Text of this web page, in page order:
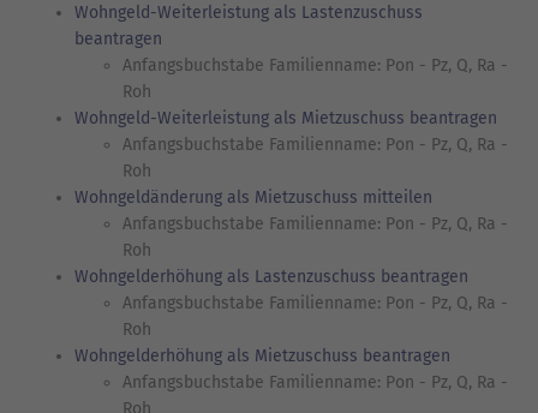
Wohngeld-Weiterleistung als Lastenzuschuss
beantragen
Anfangsbuchstabe Familienname: Pon - Pz, Q, Ra -
Roh
Wohngeld-Weiterleistung als Mietzuschuss beantragen
Anfangsbuchstabe Familienname: Pon - Pz, Q, Ra -
Roh
Wohngeldänderung als Mietzuschuss mitteilen
Anfangsbuchstabe Familienname: Pon - Pz, Q, Ra -
Roh
Wohngelderhöhung als Lastenzuschuss beantragen
Anfangsbuchstabe Familienname: Pon - Pz, Q, Ra -
Roh
Wohngelderhöhung als Mietzuschuss beantragen
Anfangsbuchstabe Familienname: Pon - Pz, Q, Ra -
Roh